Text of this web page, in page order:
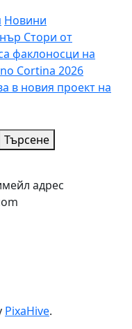
Новини
Стори от
факлоносци на
Cortina 2026
в новия проект на
Търсене
адрес
PixaHive.